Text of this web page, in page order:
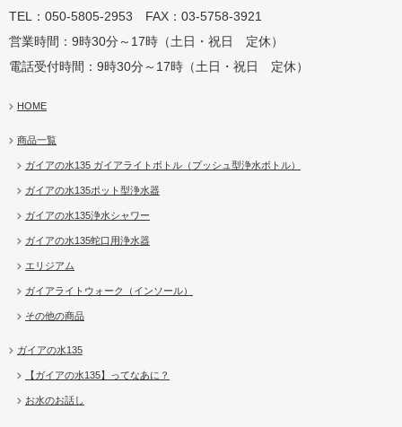
TEL：050-5805-2953 FAX：03-5758-3921
営業時間：9時30分～17時（土日・祝日 定休）
電話受付時間：9時30分～17時（土日・祝日 定休）
HOME
商品一覧
ガイアの水135 ガイアライトボトル（プッシュ型浄水ボトル）
ガイアの水135ポット型浄水器
ガイアの水135浄水シャワー
ガイアの水135蛇口用浄水器
エリジアム
ガイアライトウォーク（インソール）
その他の商品
ガイアの水135
【ガイアの水135】ってなあに？
お水のお話し